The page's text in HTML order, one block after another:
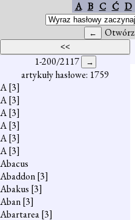
A B C Ć D
Otwórz
1-200/2117
artykuły hasłowe: 1759
A[3]
A[3]
A[3]
A[3]
A[3]
A[3]
Abacus
Abaddon[3]
Abakus [3]
Aban[3]
Abartarea[3]